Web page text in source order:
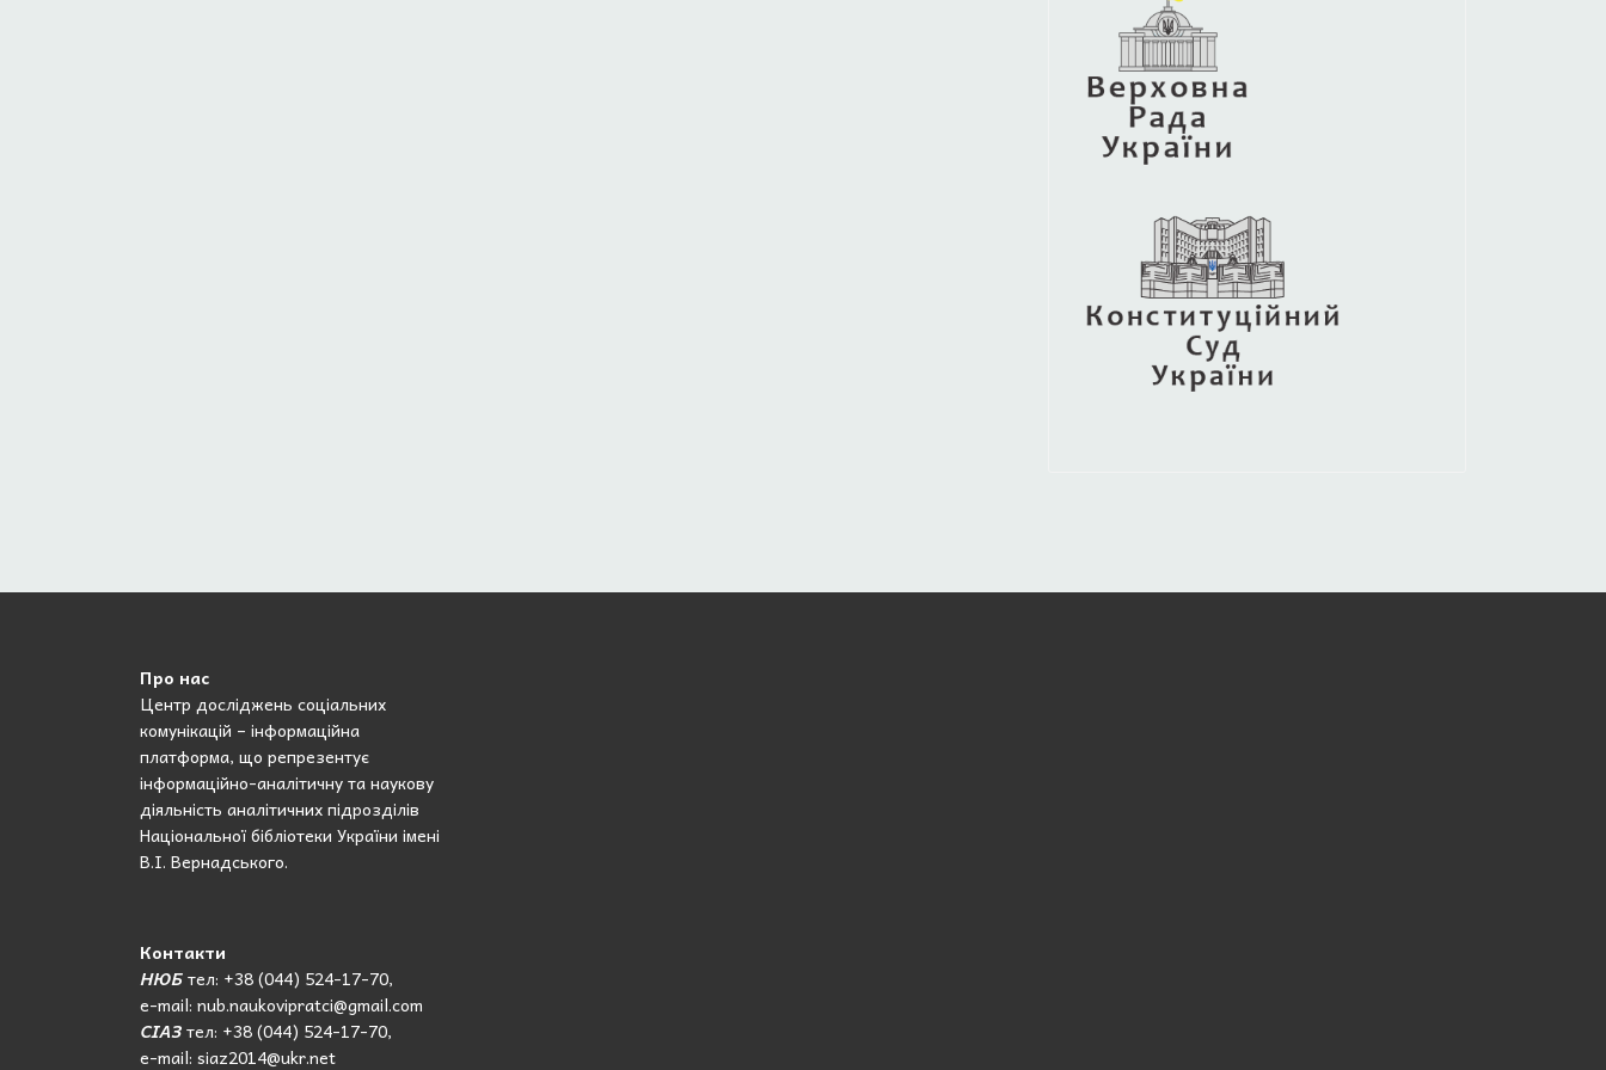
Про нас
Центр досліджень соціальних
комунікацій – інформаційна
платформа, що репрезентує
інформаційно-аналітичну та наукову
діяльність аналітичних підрозділів
Національної бібліотеки України імені
В.І. Вернадського.
Контакти
НЮБтел: +38 (044) 524-17-70,
e-mail: nub.naukovipratci@gmail.com
СІАЗтел: +38 (044) 524-17-70,
e-mail: siaz2014@ukr.net